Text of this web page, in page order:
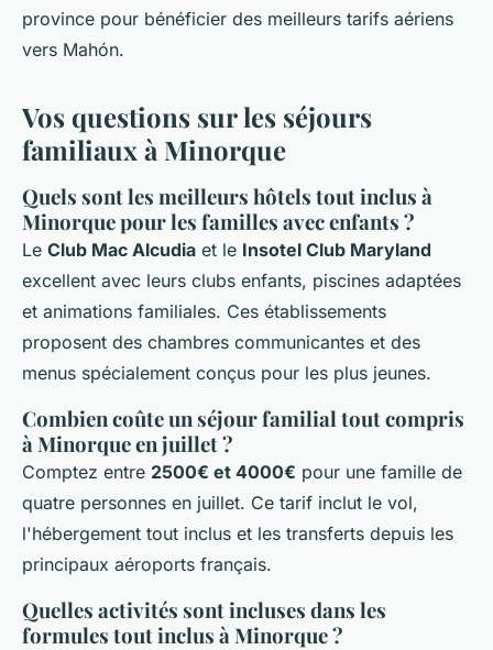
province pour bénéficier des meilleurs tarifs aériens
vers Mahón.
Vos questions sur les séjours
familiaux à Minorque
Quels sont les meilleurs hôtels tout inclus à
Minorque pour les familles avec enfants ?
Le Club Mac Alcudia et le Insotel Club Maryland
excellent avec leurs clubs enfants, piscines adaptées
et animations familiales. Ces établissements
proposent des chambres communicantes et des
menus spécialement conçus pour les plus jeunes.
Combien coûte un séjour familial tout compris
à Minorque en juillet ?
Comptez entre 2500€ et 4000€ pour une famille de
quatre personnes en juillet. Ce tarif inclut le vol,
l'hébergement tout inclus et les transferts depuis les
principaux aéroports français.
Quelles activités sont incluses dans les
formules tout inclus à Minorque ?